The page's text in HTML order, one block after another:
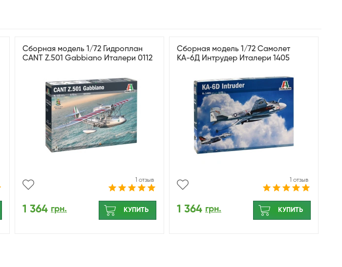
Сборная модель 1/72 Гидроплан
CANT Z.501 Gabbiano Италери 0112
1 отзыв
1 364 грн. КУПИТЬ
Сборная модель 1/72 Самолет
КА-6Д Интрудер Италери 1405
1 отзыв
1 364 грн. КУПИТЬ